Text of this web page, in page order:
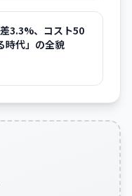
3.3%、コスト50
時代」の全貌